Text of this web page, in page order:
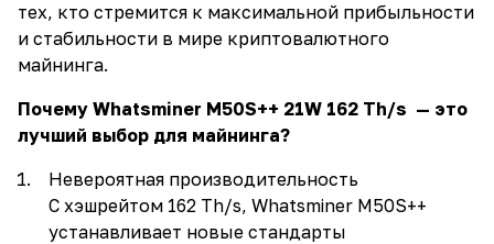
тех, кто стремится к максимальной прибыльности
и стабильности в мире криптовалютного
майнинга.
Почему Whatsminer M50S++ 21W 162 Th/s — это
лучший выбор для майнинга?
Невероятная производительность
С хэшрейтом 162 Th/s, Whatsminer M50S++
устанавливает новые стандарты